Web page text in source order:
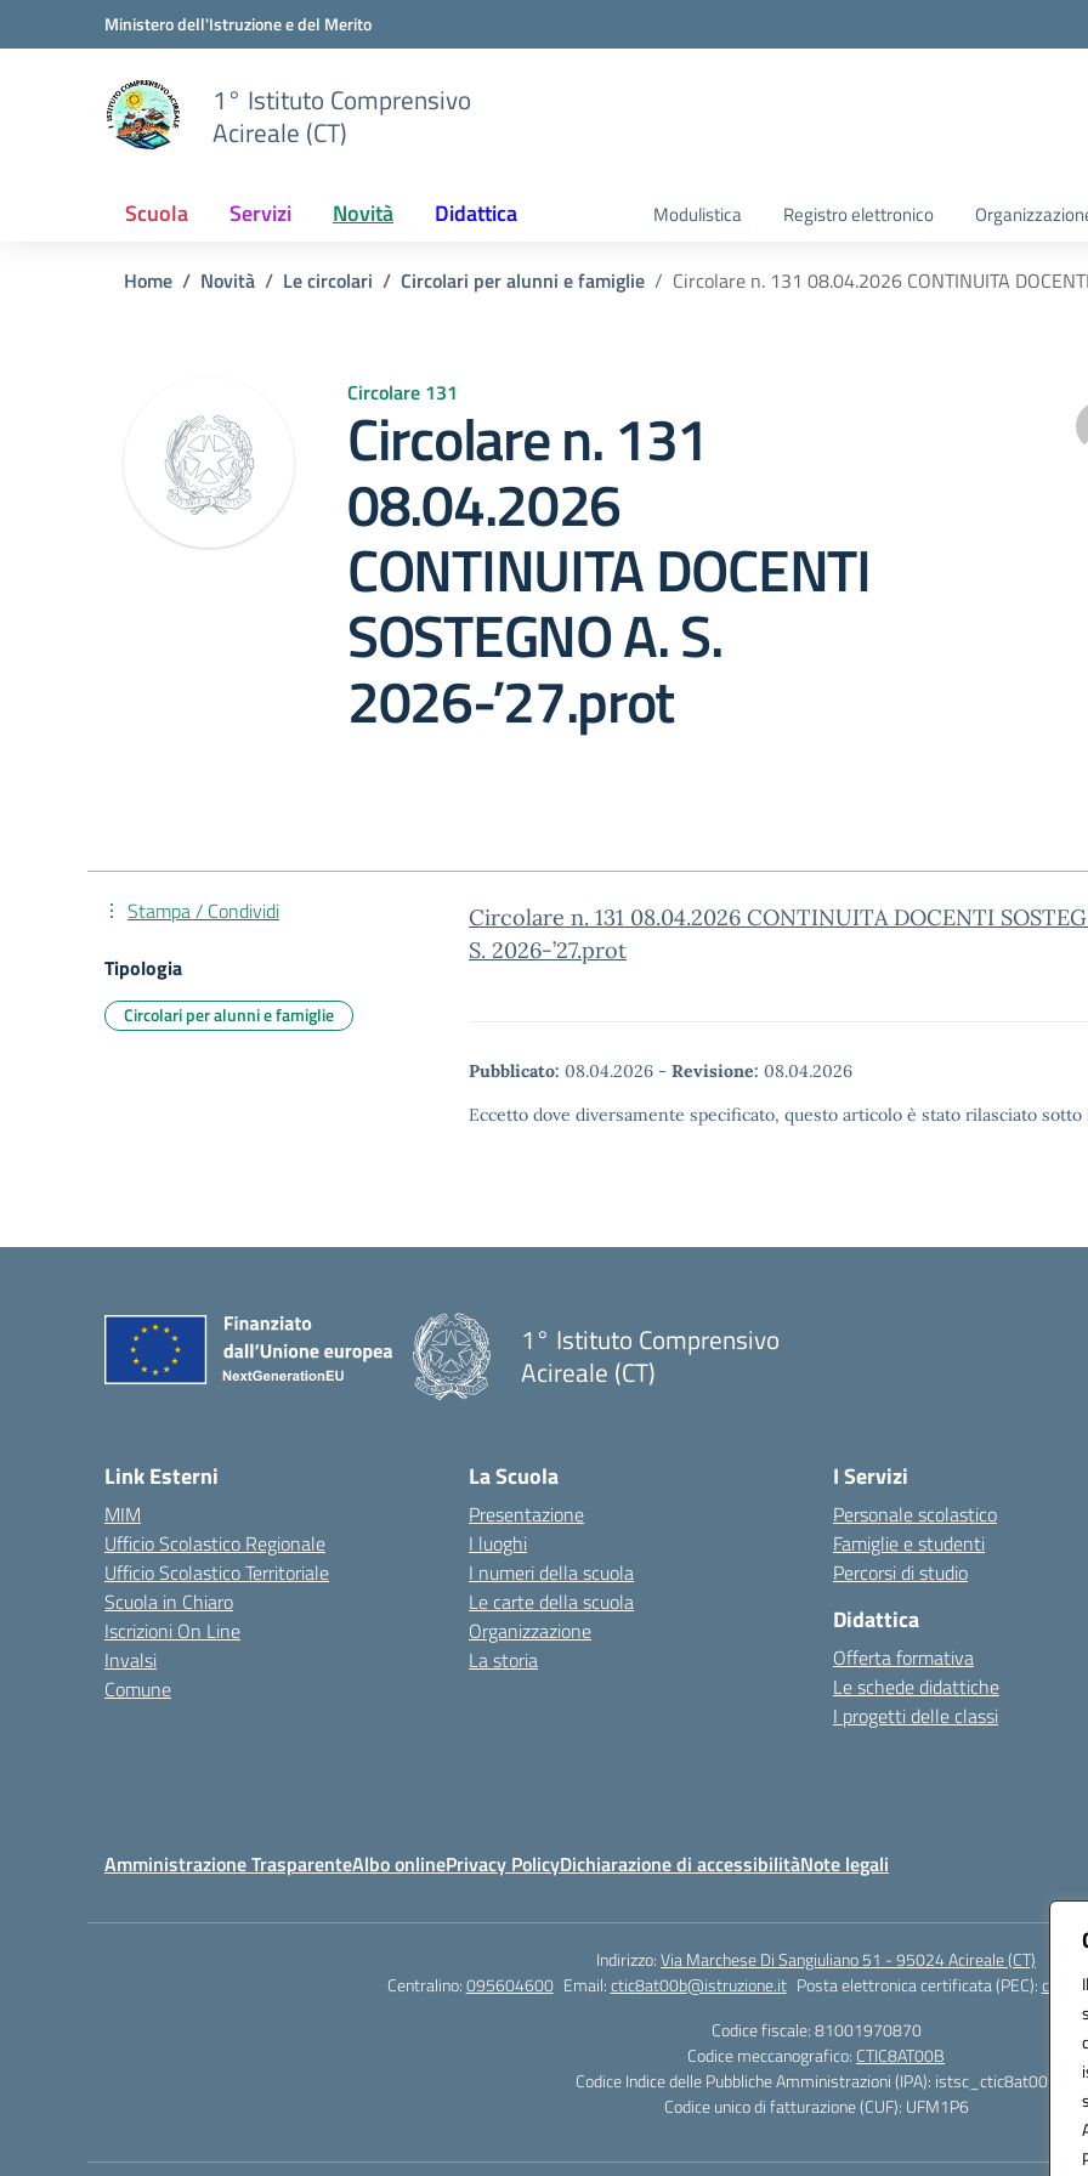
Vai ai contenuti
Vai al menu di navigazioneMinistero dell'Istruzione e del Merito
1° Istituto Comprensivo
Acireale (CT)
Scuola Servizi Novità Didattica Modulistica Registro elettronico
Home Novità Le circolari Circolari per alunni e famiglie Circolare n. 131 08.04.2026 CONTINUITA
Circolare 131
Circolare n. 131
08.04.2026
CONTINUITA DOCENTI
SOSTEGNO A. S.
2026-’27.prot
Circolare n. 131 08.04.2026 CONTINUITA DOCENTI
S. 2026-’27.prot
Pubblicato: 08.04.2026 - Revisione: 08.04.2026
Eccetto dove diversamente specificato, questo articolo è stato rilasciato
Stampa / Condividi
Tipologia
Circolari per alunni e famiglie
1° Istituto Comprensivo
Acireale (CT)
Link Esterni
MIM
Ufficio Scolastico Regionale
Ufficio Scolastico Territoriale
Scuola in Chiaro
Iscrizioni On Line
Invalsi
Comune
La Scuola
Presentazione
I luoghi
I numeri della scuola
Le carte della scuola
Organizzazione
La storia
I Servizi
Personale scolastico
Famiglie e studenti
Percorsi di studio
Didattica
Offerta formativa
Le schede didattiche
I progetti delle classi
Amministrazione TrasparenteAlbo onlinePrivacy PolicyDichiarazione di accessibilitàNote legali
Indirizzo:Via Marchese Di Sangiuliano 51 - 95024 Acireale (CT)
Centralino:095604600 Email:ctic8at00b@istruzione.it Posta elettronica certificata (PEC):
Codice fiscale: 81001970870
Codice meccanografico: CTIC8AT00B
Codice Indice delle Pubbliche Amministrazioni (IPA): istsc_ctic8at00b
Codice unico di fatturazione (CUF): UFM1P6